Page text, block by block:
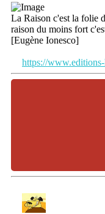
La Raison c'est la folie
raison du moins fort
[Eugène Ionesco]
https://